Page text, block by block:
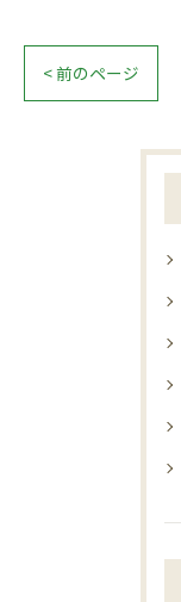
< 前のページ